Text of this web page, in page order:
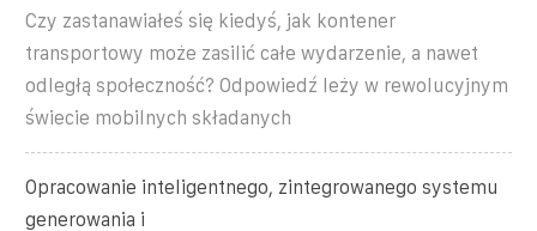
Czy zastanawiałeś się kiedyś, jak kontener
transportowy może zasilić całe wydarzenie, a nawet
odległą społeczność? Odpowiedź leży w rewolucyjnym
świecie mobilnych składanych
Opracowanie inteligentnego, zintegrowanego systemu
generowania i